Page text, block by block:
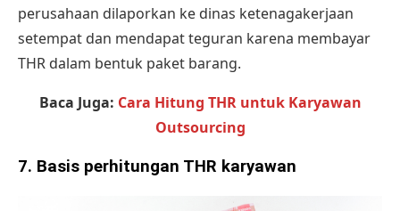
perusahaan dilaporkan ke dinas ketenagakerjaan
setempat dan mendapat teguran karena membayar
THR dalam bentuk paket barang.
Baca Juga: Cara Hitung THR untuk Karyawan
Outsourcing
7. Basis perhitungan THR karyawan